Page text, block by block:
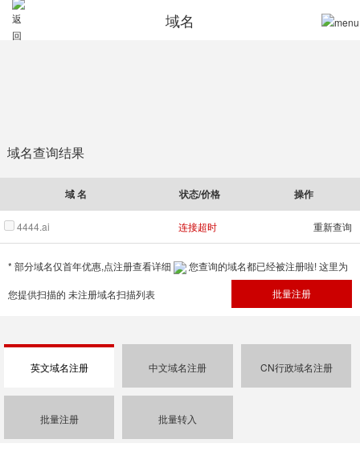
域名
域名查询结果
域 名 状态/价格 操作
4444.ai 连接超时 重新查询
* 部分域名仅首年优惠,点注册查看详细 您查询的域名都已经被注册啦! 这里为
您提供扫描的 未注册域名扫描列表
英文域名注册 中文域名注册 CN行政域名注册
批量注册 批量转入